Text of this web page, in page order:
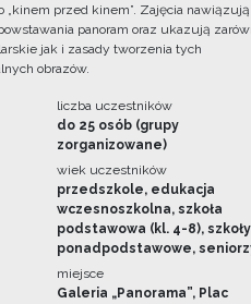
„kinem przed kinem”. Zajęcia
panoram oraz ukazują
jak i zasady tworzenia tych
obrazów.
liczba uczestników
do 25 osób (grupy
zorganizowane)
wiek uczestników
przedszkole, edukacja
wczesnoszkolna, szkoła
podstawowa (kl. 4-8), szkoły
ponadpodstawowe,
miejsce
Galeria „Panorama”, Plac